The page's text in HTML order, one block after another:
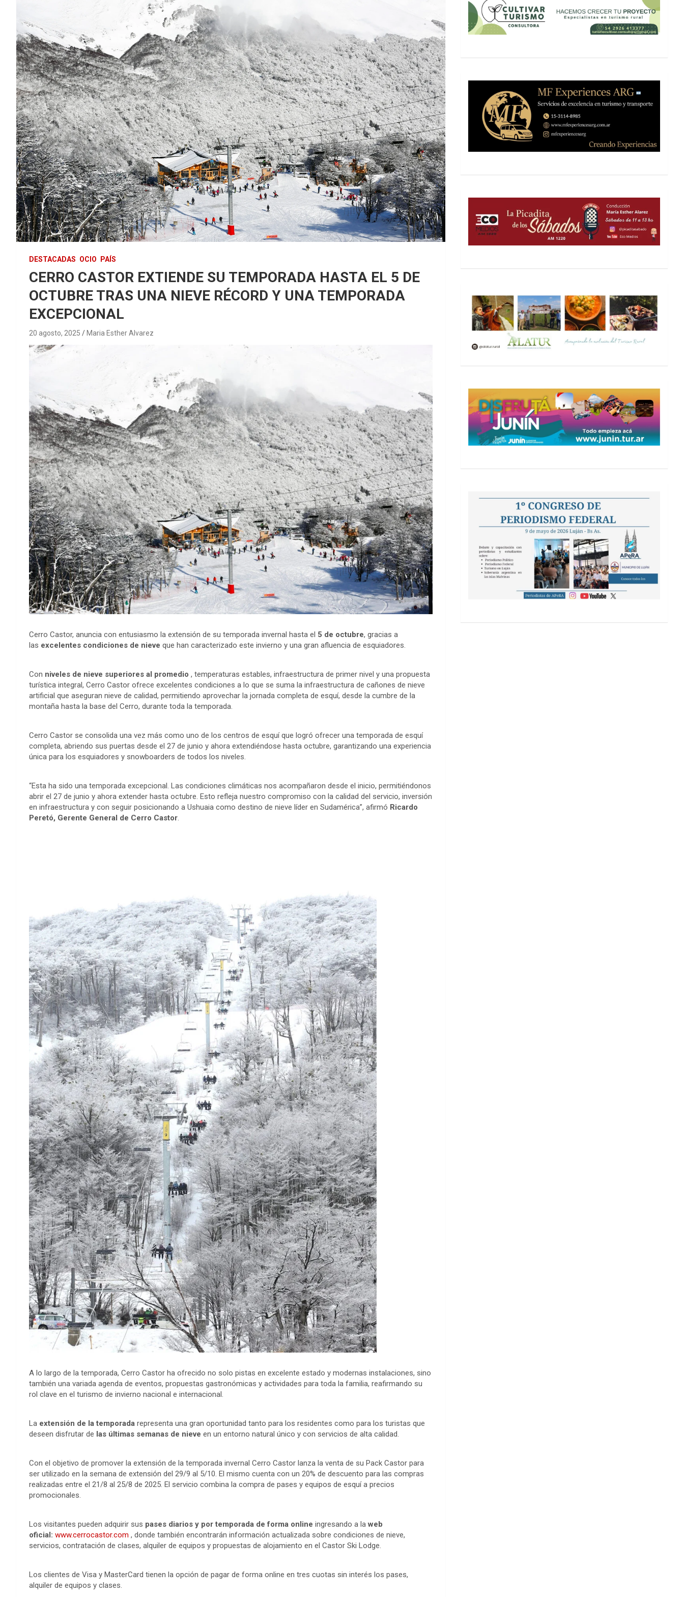
DESTACADAS OCIO PAÍS
CERRO CASTOR EXTIENDE SU TEMPORADA HASTA EL 5 DE
OCTUBRE TRAS UNA NIEVE RÉCORD Y UNA TEMPORADA
EXCEPCIONAL
20 agosto, 2025 Maria Esther Alvarez
Cerro Castor, anuncia con entusiasmo la extensión de su temporada invernal hasta el 5 de octubre, gracias a
las excelentes condiciones de nieve que han caracterizado este invierno y una gran afluencia de esquiadores.
Con niveles de nieve superiores al promedio , temperaturas estables, infraestructura de primer nivel y una propuesta
turística integral, Cerro Castor ofrece excelentes condiciones a lo que se suma la infraestructura de cañones de nieve
artificial que aseguran nieve de calidad, permitiendo aprovechar la jornada completa de esquí, desde la cumbre de la
montaña hasta la base del Cerro, durante toda la temporada.
Cerro Castor se consolida una vez más como uno de los centros de esquí que logró ofrecer una temporada de esquí
completa, abriendo sus puertas desde el 27 de junio y ahora extendiéndose hasta octubre, garantizando una experiencia
única para los esquiadores y snowboarders de todos los niveles.
“Esta ha sido una temporada excepcional. Las condiciones climáticas nos acompañaron desde el inicio, permitiéndonos
abrir el 27 de junio y ahora extender hasta octubre. Esto refleja nuestro compromiso con la calidad del servicio, inversión
en infraestructura y con seguir posicionando a Ushuaia como destino de nieve líder en Sudamérica”, afirmó Ricardo
Peretó, Gerente General de Cerro Castor.
A lo largo de la temporada, Cerro Castor ha ofrecido no solo pistas en excelente estado y modernas instalaciones, sino
también una variada agenda de eventos, propuestas gastronómicas y actividades para toda la familia, reafirmando su
rol clave en el turismo de invierno nacional e internacional.
La extensión de la temporada representa una gran oportunidad tanto para los residentes como para los turistas que
deseen disfrutar de las últimas semanas de nieve en un entorno natural único y con servicios de alta calidad.
Con el objetivo de promover la extensión de la temporada invernal Cerro Castor lanza la venta de su Pack Castor para
ser utilizado en la semana de extensión del 29/9 al 5/10. El mismo cuenta con un 20% de descuento para las compras
realizadas entre el 21/8 al 25/8 de 2025. El servicio combina la compra de pases y equipos de esquí a precios
promocionales.
Los visitantes pueden adquirir sus pases diarios y por temporada de forma online ingresando a laweb
oficial: www.cerrocastor.com , donde también encontrarán información actualizada sobre condiciones de nieve,
servicios, contratación de clases, alquiler de equipos y propuestas de alojamiento en el Castor Ski Lodge.
Los clientes de Visa y MasterCard tienen la opción de pagar de forma online en tres cuotas sin interés los pases,
alquiler de equipos y clases.